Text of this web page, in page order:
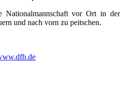
Nationalmannschaft vor Ort in der
und nach vorn zu peitschen.